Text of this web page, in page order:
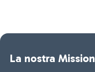
La nostra Mission